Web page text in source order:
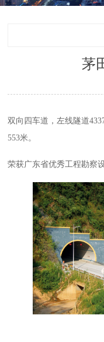
茅
双向四车道，左线隧道
553米。
荣获广东省优秀工程勘察